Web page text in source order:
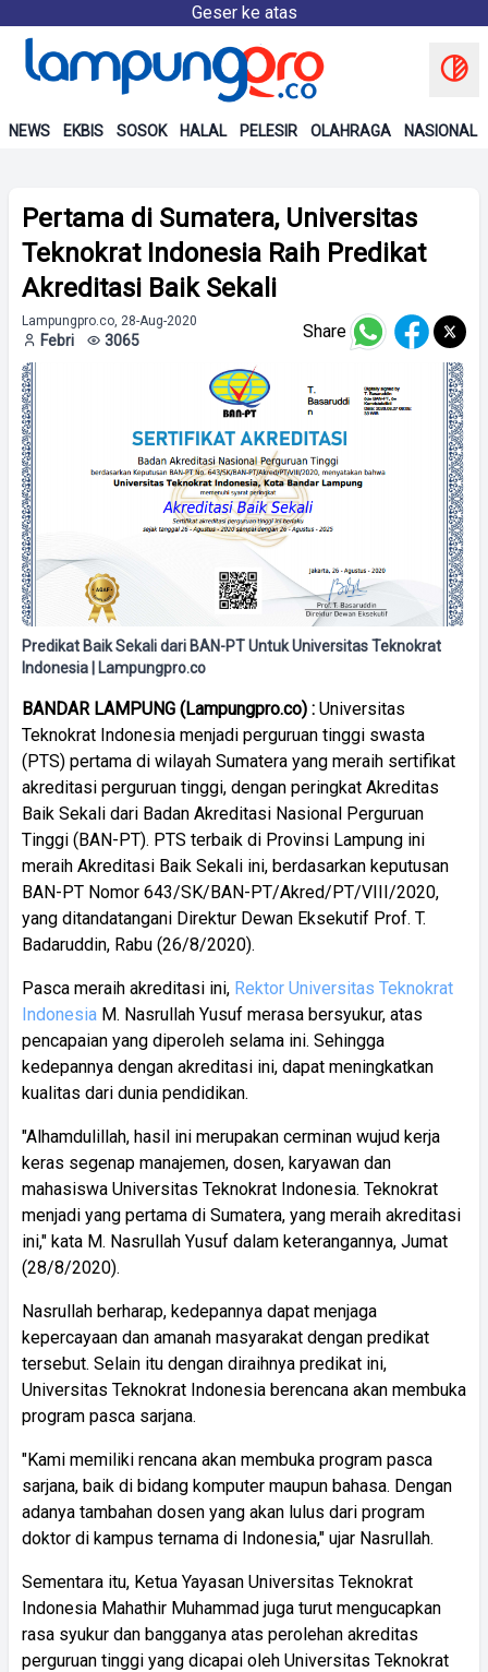
Geser ke atas
NEWS EKBIS SOSOK HALAL PELESIR OLAHRAGA NASIONAL
Pertama di Sumatera, Universitas
Teknokrat Indonesia Raih Predikat
Akreditasi Baik Sekali
Lampungpro.co, 28-Aug-2020
Febri 3065 Share
Predikat Baik Sekali dari BAN-PT Untuk Universitas Teknokrat
Indonesia | Lampungpro.co
BANDAR LAMPUNG (Lampungpro.co) : Universitas
Teknokrat Indonesia menjadi perguruan tinggi swasta
(PTS) pertama di wilayah Sumatera yang meraih sertifikat
akreditasi perguruan tinggi, dengan peringkat Akreditas
Baik Sekali dari Badan Akreditasi Nasional Perguruan
Tinggi (BAN-PT). PTS terbaik di Provinsi Lampung ini
meraih Akreditasi Baik Sekali ini, berdasarkan keputusan
BAN-PT Nomor 643/SK/BAN-PT/Akred/PT/VIII/2020,
yang ditandatangani Direktur Dewan Eksekutif Prof. T.
Badaruddin, Rabu (26/8/2020).
Pasca meraih akreditasi ini, Rektor Universitas Teknokrat
Indonesia M. Nasrullah Yusuf merasa bersyukur, atas
pencapaian yang diperoleh selama ini. Sehingga
kedepannya dengan akreditasi ini, dapat meningkatkan
kualitas dari dunia pendidikan.
"Alhamdulillah, hasil ini merupakan cerminan wujud kerja
keras segenap manajemen, dosen, karyawan dan
mahasiswa Universitas Teknokrat Indonesia. Teknokrat
menjadi yang pertama di Sumatera, yang meraih akreditasi
ini," kata M. Nasrullah Yusuf dalam keterangannya, Jumat
(28/8/2020).
Nasrullah berharap, kedepannya dapat menjaga
kepercayaan dan amanah masyarakat dengan predikat
tersebut. Selain itu dengan diraihnya predikat ini,
Universitas Teknokrat Indonesia berencana akan membuka
program pasca sarjana.
"Kami memiliki rencana akan membuka program pasca
sarjana, baik di bidang komputer maupun bahasa. Dengan
adanya tambahan dosen yang akan lulus dari program
doktor di kampus ternama di Indonesia," ujar Nasrullah.
Sementara itu, Ketua Yayasan Universitas Teknokrat
Indonesia Mahathir Muhammad juga turut mengucapkan
rasa syukur dan bangganya atas perolehan akreditas
perguruan tinggi yang dicapai oleh Universitas Teknokrat